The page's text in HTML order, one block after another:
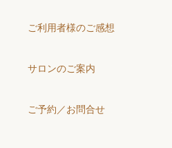
ご利用者様のご感想
サロンのご案内
ご予約／お問合せ